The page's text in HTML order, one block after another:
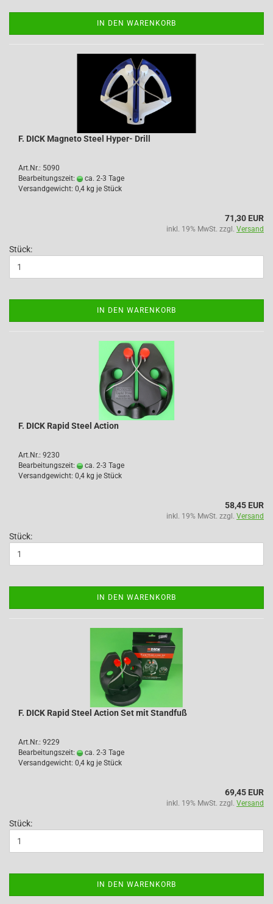
IN DEN WARENKORB
F. DICK Magneto Steel Hyper- Drill
Art.Nr.: 5090
Bearbeitungszeit:
ca. 2-3 Tage
Versandgewicht: 0,4 kg je Stück
71,30 EUR
inkl. 19% MwSt. zzgl. Versand
Stück:
IN DEN WARENKORB
F. DICK Rapid Steel Action
Art.Nr.: 9230
Bearbeitungszeit:
ca. 2-3 Tage
Versandgewicht: 0,4 kg je Stück
58,45 EUR
inkl. 19% MwSt. zzgl. Versand
Stück:
IN DEN WARENKORB
F. DICK Rapid Steel Action Set mit Standfuß
Art.Nr.: 9229
Bearbeitungszeit:
ca. 2-3 Tage
Versandgewicht: 0,4 kg je Stück
69,45 EUR
inkl. 19% MwSt. zzgl. Versand
Stück:
IN DEN WARENKORB